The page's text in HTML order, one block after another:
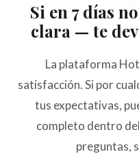
Si en 7 días
clara — te
La plataforma
satisfacción. Si por
tus expectativas,
completo dentro
preguntas,